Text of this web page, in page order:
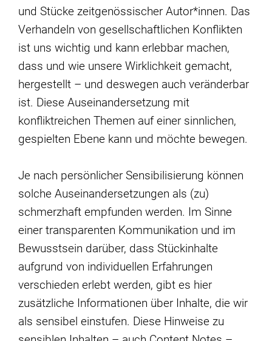
und Stücke zeitgenössischer Autor*innen. Das
Verhandeln von gesellschaftlichen Konflikten
ist uns wichtig und kann erlebbar machen,
dass und wie unsere Wirklichkeit gemacht,
hergestellt – und deswegen auch veränderbar
ist. Diese Auseinandersetzung mit
konfliktreichen Themen auf einer sinnlichen,
gespielten Ebene kann und möchte bewegen.
Je nach persönlicher Sensibilisierung können
solche Auseinandersetzungen als (zu)
schmerzhaft empfunden werden. Im Sinne
einer transparenten Kommunikation und im
Bewusstsein darüber, dass Stückinhalte
aufgrund von individuellen Erfahrungen
verschieden erlebt werden, gibt es hier
zusätzliche Informationen über Inhalte, die wir
als sensibel einstufen. Diese Hinweise zu